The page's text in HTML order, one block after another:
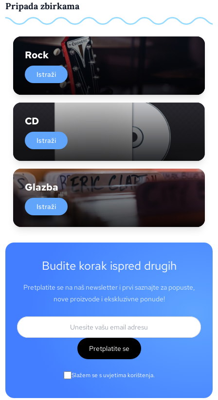
Pripada zbirkama
Rock
Istraži
CD
Istraži
Glazba
Istraži
Budite korak ispred drugih
Pretplatite se na naš newsletter i prvi saznajte za popuste,
nove proizvode i ekskluzivne ponude!
Pretplatite se
Slažem se s uvjetima korištenja.